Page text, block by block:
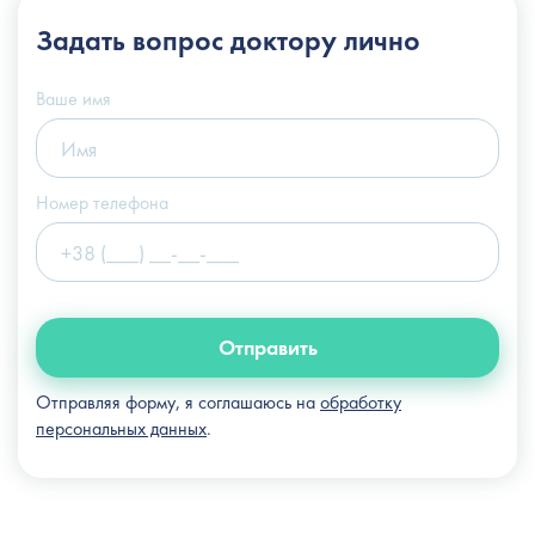
+38 (066) 122-6-111
info@slosser.com.ua
Задать вопросдоктору лично
Ваше имя
Номер телефона
Отправить
Отправляя форму, я соглашаюсь наобработку
персональных данных.